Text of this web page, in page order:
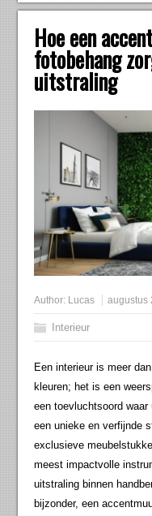
Hoe een
fotobehang
uitstraling
Author: Lucas augustus
Interieur
Een interieur is meer
kleuren; het is een
een toevluchtsoord
een unieke en verfijnde
exclusieve
meest impactvolle
uitstraling binnen
bijzonder, een